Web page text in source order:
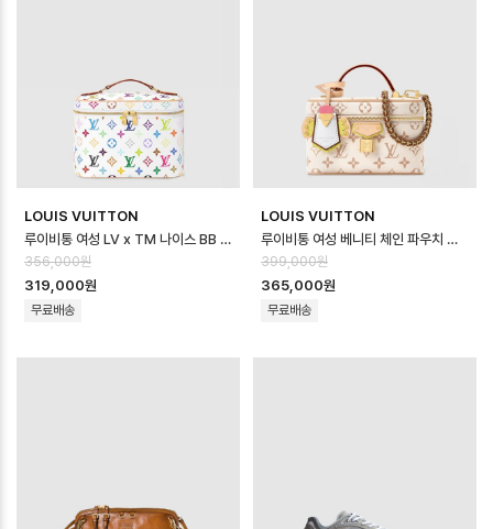
LOUIS VUITTON
루이비통 여성 LV x TM 나이스 BB M28340 - Louis vuitton Wome…
356,000원
319,000원
무료배송
LOUIS VUITTON
루이비통 여성 베니티 체인 파우치 M29782 - Louis vuitton Womens V…
399,000원
365,000원
무료배송